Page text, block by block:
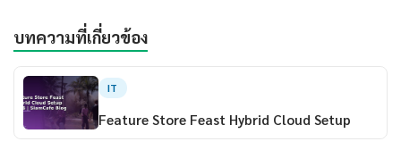
บทความที่เกี่ยวข้อง
IT
Feature Store Feast Hybrid Cloud Setup